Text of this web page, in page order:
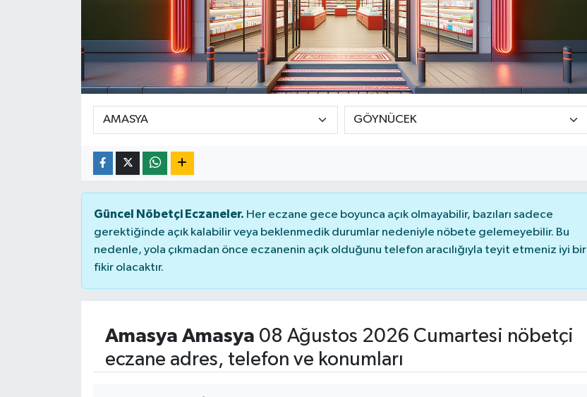
Güncel Nöbetçi Eczaneler. Her eczane gece boyunca açık olmayabilir, bazıları sadece
gerektiğinde açık kalabilir veya beklenmedik durumlar nedeniyle nöbete gelemeyebilir. Bu
nedenle, yola çıkmadan önce eczanenin açık olduğunu telefon aracılığıyla teyit etmeniz iyi bir
fikir olacaktır.
Amasya Amasya 08 Ağustos 2026 Cumartesi nöbetçi
eczane adres, telefon ve konumları